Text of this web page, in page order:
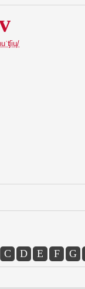
C D E F G